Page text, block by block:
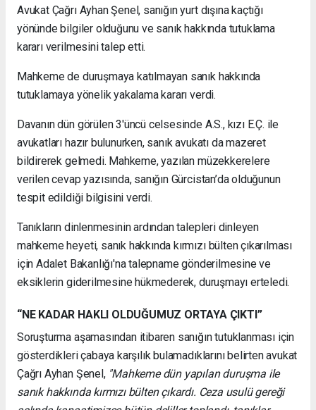
Avukat Çağrı Ayhan Şenel, sanığın yurt dışına kaçtığı
yönünde bilgiler olduğunu ve sanık hakkında tutuklama
kararı verilmesini talep etti.
Mahkeme de duruşmaya katılmayan sanık hakkında
tutuklamaya yönelik yakalama kararı verdi.
Davanın dün görülen 3'üncü celsesinde A.S., kızı E.Ç. ile
avukatları hazır bulunurken, sanık avukatı da mazeret
bildirerek gelmedi. Mahkeme, yazılan müzekkerelere
verilen cevap yazısında, sanığın Gürcistan’da olduğunun
tespit edildiği bilgisini verdi.
Tanıkların dinlenmesinin ardından talepleri dinleyen
mahkeme heyeti, sanık hakkında kırmızı bülten çıkarılması
için Adalet Bakanlığı'na talepname gönderilmesine ve
eksiklerin giderilmesine hükmederek, duruşmayı erteledi.
“NE KADAR HAKLI OLDUĞUMUZ ORTAYA ÇIKTI”
Soruşturma aşamasından itibaren sanığın tutuklanması için
gösterdikleri çabaya karşılık bulamadıklarını belirten avukat
Çağrı Ayhan Şenel,"Mahkeme dün yapılan duruşma ile
sanık hakkında kırmızı bülten çıkardı. Ceza usulü gereği